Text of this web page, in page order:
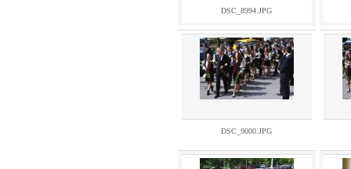
DSC_8994.JPG
DSC_9000.JPG